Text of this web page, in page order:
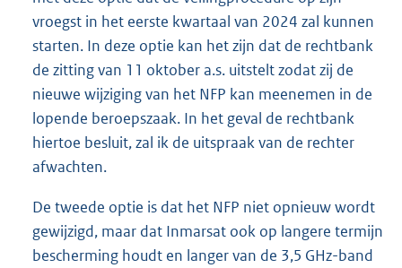
vroegst in het eerste kwartaal van 2024 zal kunnen
starten. In deze optie kan het zijn dat de rechtbank
de zitting van 11 oktober a.s. uitstelt zodat zij de
nieuwe wijziging van het NFP kan meenemen in de
lopende beroepszaak. In het geval de rechtbank
hiertoe besluit, zal ik de uitspraak van de rechter
afwachten.
De tweede optie is dat het NFP niet opnieuw wordt
gewijzigd, maar dat Inmarsat ook op langere termijn
bescherming houdt en langer van de 3,5 GHz-band